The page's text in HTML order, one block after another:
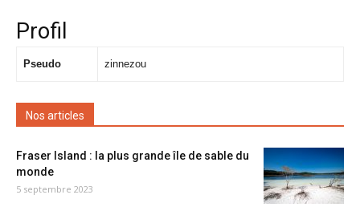
Profil
Pseudo zinnezou
Nos articles
Fraser Island : la plus grande île de sable du
monde
5 septembre 2023